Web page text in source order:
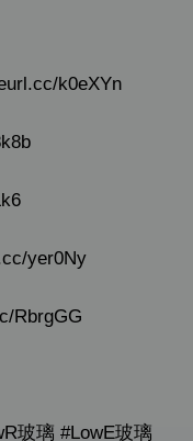
k0eXYn
yer0Ny
RbrgGG
玻璃 #LowE玻璃